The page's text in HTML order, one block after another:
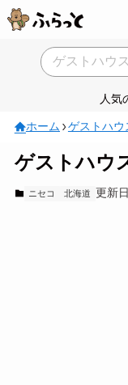
人気
ホーム ゲストハウ
ゲストハウ
ニセコ 北海道 更新